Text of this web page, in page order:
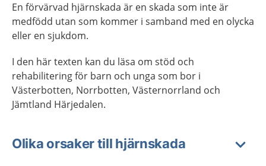
En förvärvad hjärnskada är en skada som inte är
medfödd utan som kommer i samband med en olycka
eller en sjukdom.
I den här texten kan du läsa om stöd och
rehabilitering för barn och unga som bor i
Västerbotten, Norrbotten, Västernorrland och
Jämtland Härjedalen.
Olika orsaker till hjärnskada